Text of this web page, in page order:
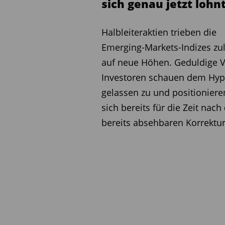
Besonders intensiv von
LFDE-Experten Medien
Unternehmen Google,
auf verändert werden.
Hintergrund zu Unrecht
Bewegungen der letzten
sich genau jetzt
Halbleiteraktien trieben die
Emerging-Markets-Indizes
auf neue Höhen. Geduldige
Investoren schauen dem
gelassen zu und
sich bereits für die Zeit nach
bereits absehbaren